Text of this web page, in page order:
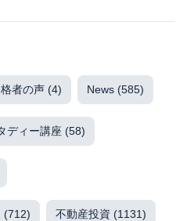
者の声 (4) News (585)
ディー講座 (58)
(712) 不動産投資 (1131)